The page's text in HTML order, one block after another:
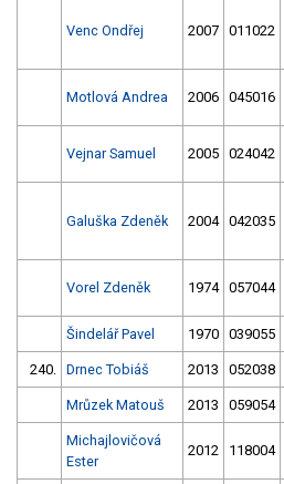
Venc Ondřej 2007 011022
Motlová Andrea 2006 045016
Vejnar Samuel 2005 024042
Galuška Zdeněk 2004 042035
Vorel Zdeněk 1974 057044
Šindelář Pavel 1970 039055
240. Drnec Tobiáš 2013 052038
Mrůzek Matouš 2013 059054
Michajlovičová
Ester
2012 118004